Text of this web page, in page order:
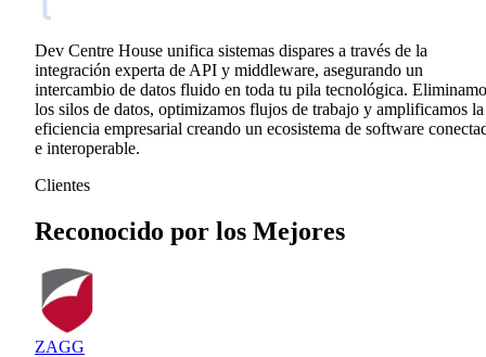
Dev Centre House unifica sistemas dispares a través de la
integración experta de API y middleware, asegurando un
intercambio de datos fluido en toda tu pila tecnológica.
los silos de datos, optimizamos flujos de trabajo y amplificamos la
eficiencia empresarial creando un ecosistema de software
e interoperable.
Clientes
Reconocido por los Mejores
ZAGG